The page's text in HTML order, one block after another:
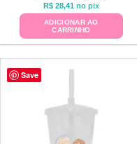
R$ 28,41 no pix
ADICIONAR AO
CARRINHO
Save